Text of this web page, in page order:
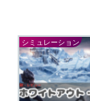
シミュレーション